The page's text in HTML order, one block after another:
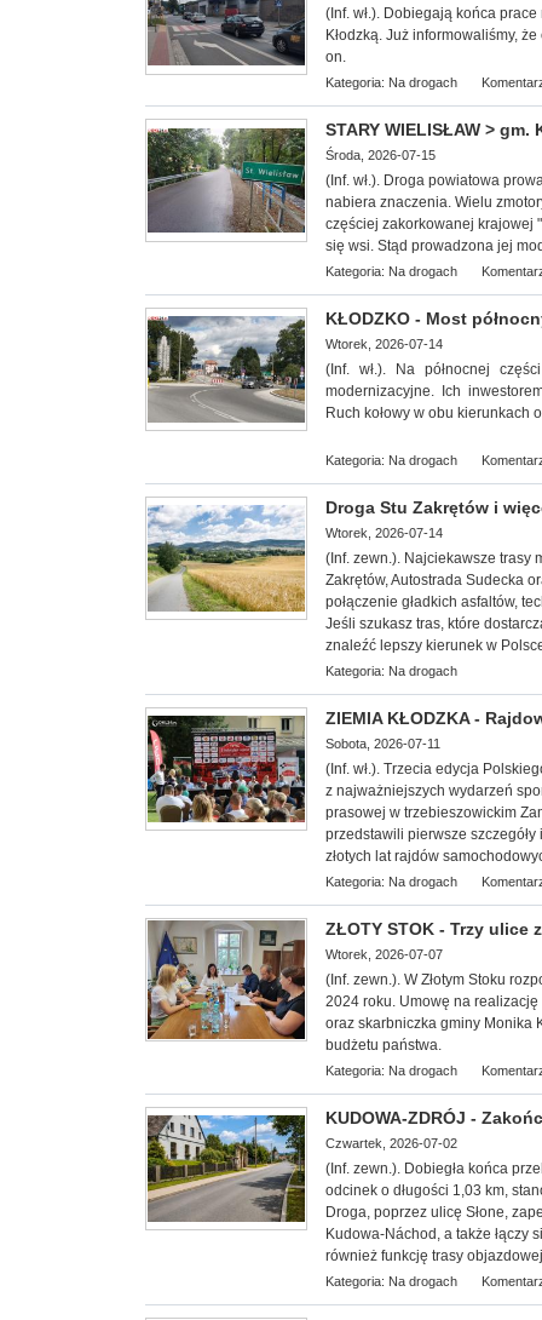
(Inf. wł.). Dobiegają końca prace
Kłodzką. Już informowaliśmy,
on.
Kategoria: Na drogach
STARY WIELISŁAW >
Środa, 2026-07-15
(Inf. wł.). Droga powiatowa
nabiera znaczenia. Wielu
częściej zakorkowanej krajowej
się wsi. Stąd prowadzona jej
Kategoria: Na drogach
KŁODZKO - Most
Wtorek, 2026-07-14
(Inf. wł.). Na północnej
modernizacyjne. Ich
Ruch kołowy w obu kierunkach
Kategoria: Na drogach
Droga Stu Zakrętów i
Wtorek, 2026-07-14
(Inf. zewn.). Najciekawsze trasy
Zakrętów, Autostrada Sudecka
połączenie gładkich asfaltów,
Jeśli szukasz tras, które
znaleźć lepszy kierunek w
Kategoria: Na drogach
ZIEMIA KŁODZKA -
Sobota, 2026-07-11
(Inf. wł.). Trzecia edycja
z najważniejszych wydarzeń
prasowej w trzebieszowickim
przedstawili pierwsze
złotych lat rajdów
Kategoria: Na drogach
ZŁOTY STOK - Trzy
Wtorek, 2026-07-07
(Inf. zewn.). W Złotym Stoku
2024 roku. Umowę na
oraz skarbniczka gminy Monika
budżetu państwa.
Kategoria: Na drogach
KUDOWA-ZDRÓJ -
Czwartek, 2026-07-02
(Inf. zewn.). Dobiegła końca
odcinek o długości 1,03 km,
Droga, poprzez ulicę Słone,
Kudowa-Náchod, a także łączy
również funkcję trasy
Kategoria: Na drogach